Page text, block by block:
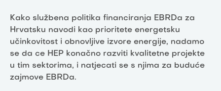
Kako službena politika financiranja EBRDa za
Hrvatsku navodi kao prioritete energetsku
učinkovitost i obnovljive izvore energije, nadamo
se da ce HEP konačno razviti kvalitetne projekte
u tim sektorima, i natjecati se s njima za buduće
zajmove EBRDa.